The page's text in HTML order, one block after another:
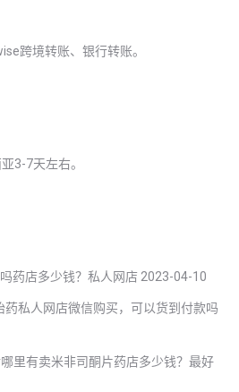
跨境转账、银行转账。
3-7天左右。
药店多少钱？私人网店 2023-04-10
药私人网店微信购买，可以货到付款吗
里有卖米非司酮片药店多少钱？最好